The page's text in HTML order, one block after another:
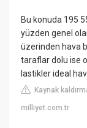
Bu konuda 195
yüzden genel
üzerinden hava
taraflar dolu ise
lastikler ideal
Kaynak
milliyet.com.tr